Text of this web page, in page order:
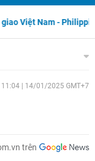
- Philippines
11:04 | 14/01/2025 GMT+7
trên